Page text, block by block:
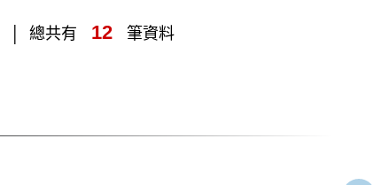
總共有 12 筆資料